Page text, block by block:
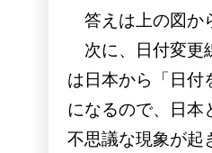
答えは上の図か
次に、日付変更
は日本から「日付
になるので、日本
不思議な現象が起